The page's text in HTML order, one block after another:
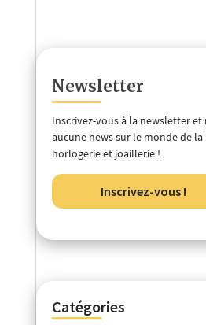
Newsletter
Inscrivez-vous à la newsletter et
aucune news sur le monde de
horlogerie et joaillerie !
Inscrivez-vous !
Catégories